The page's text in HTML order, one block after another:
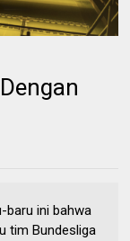
ini bahwa
tim Bundesliga